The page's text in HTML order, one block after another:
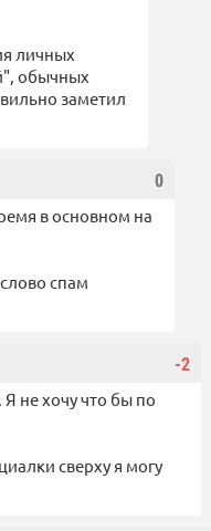
личных
обычных
заметил
0
в основном на
спам
-2
не хочу что бы по
сверху я могу